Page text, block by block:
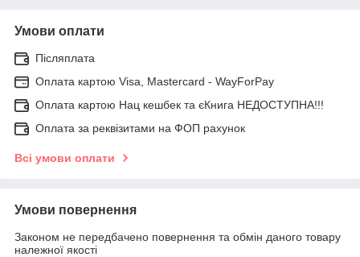
Умови оплати
Післяплата
Оплата картою Visa, Mastercard - WayForPay
Оплата картою Нац кешбек та єКнига НЕДОСТУПНА!!!
Оплата за реквізитами на ФОП рахунок
Всі умови оплати
Умови повернення
Законом не передбачено повернення та обмін даного товару
належної якості